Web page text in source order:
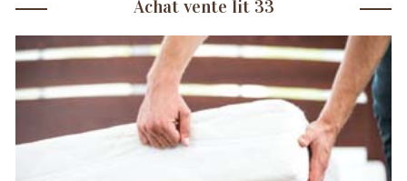
Achat vente lit 33